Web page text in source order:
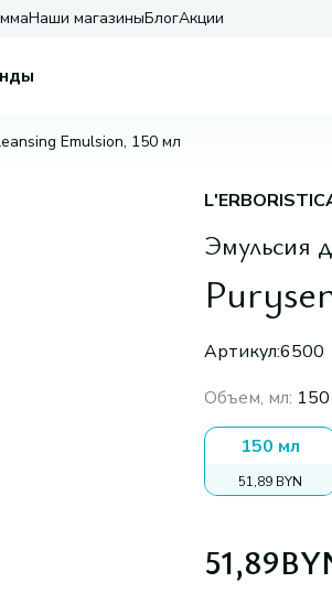
Наши магазиныБлогАкции
Emulsion, 150 мл
Эмульсия
Артикул:6500
Объем, мл: 150
150 мл
51,89 BYN
51,89